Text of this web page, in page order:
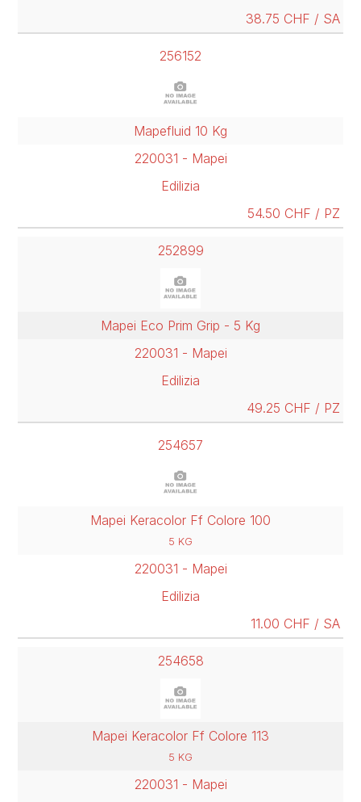
38.75 CHF / SA
256152
Mapefluid 10 Kg
220031 - Mapei
Edilizia
54.50 CHF / PZ
252899
Mapei Eco Prim Grip - 5 Kg
220031 - Mapei
Edilizia
49.25 CHF / PZ
254657
Mapei Keracolor Ff Colore 100
5 KG
220031 - Mapei
Edilizia
11.00 CHF / SA
254658
Mapei Keracolor Ff Colore 113
5 KG
220031 - Mapei